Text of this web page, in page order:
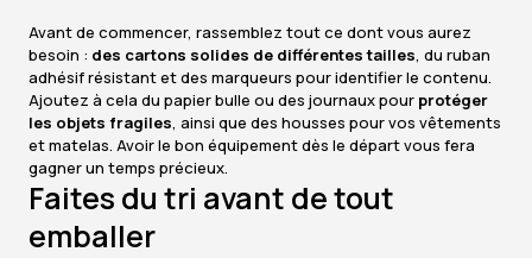
Avant de commencer, rassemblez tout ce dont vous aurez
besoin : des cartons solides de différentes tailles, du ruban
adhésif résistant et des marqueurs pour identifier le contenu.
Ajoutez à cela du papier bulle ou des journaux pour protéger
les objets fragiles, ainsi que des housses pour vos vêtements
et matelas. Avoir le bon équipement dès le départ vous fera
gagner un temps précieux.
Faites du tri avant de tout
emballer